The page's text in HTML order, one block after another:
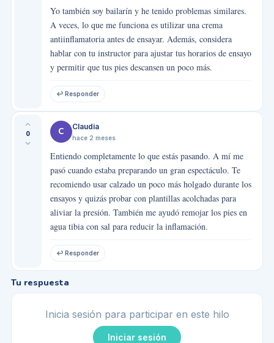
Yo también soy bailarín y he tenido problemas similares.
A veces, lo que me funciona es utilizar una crema
antiinflamatoria antes de ensayar. Además, considera
hablar con tu instructor para ajustar tus horarios de ensayo
y permitir que tus pies descansen un poco más.
↩ Responder
0 C Claudia
hace 2 meses
Entiendo completamente lo que estás pasando. A mí me
pasó cuando estaba preparando un gran espectáculo. Te
recomiendo usar calzado un poco más holgado durante los
ensayos y quizás probar con plantillas acolchadas para
aliviar la presión. También me ayudó remojar los pies en
agua tibia con sal para reducir la inflamación.
↩ Responder
Tu respuesta
Inicia sesión para participar en este hilo
Iniciar sesión